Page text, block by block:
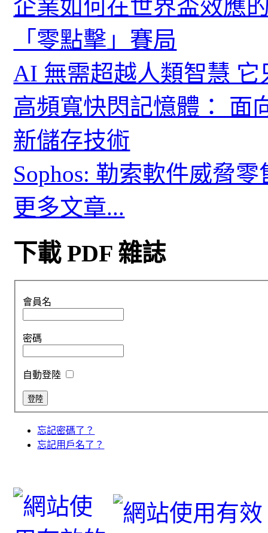
企業如何在世界盃效應
「零點擊」賽局
AI 無需超越人類智慧
高頻寬快閃記憶體： 面
新儲存技術
Sophos: 勒索軟件威脅
更多文章...
下載 PDF 雜誌
會員名
密碼
自動登陸
忘記密碼了？
忘記用戶名了？